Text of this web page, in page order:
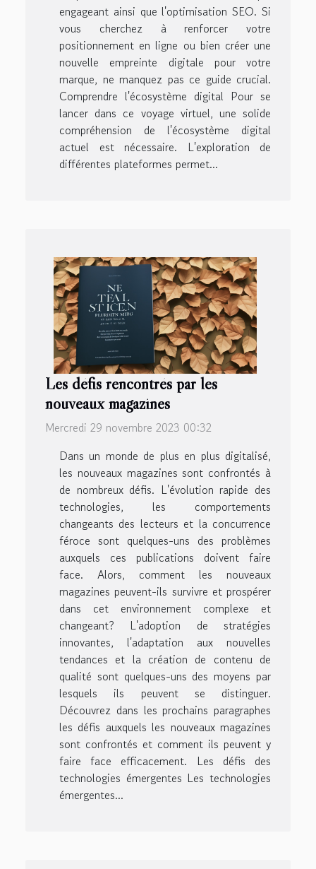
engageant ainsi que l'optimisation SEO. Si
vous cherchez à renforcer votre
positionnement en ligne ou bien créer une
nouvelle empreinte digitale pour votre
marque, ne manquez pas ce guide crucial.
Comprendre l'écosystème digital Pour se
lancer dans ce voyage virtuel, une solide
compréhension de l'écosystème digital
actuel est nécessaire. L'exploration de
différentes plateformes permet...
Les défis rencontrés par les
nouveaux magazines
Mercredi 29 novembre 2023 00:32
Dans un monde de plus en plus digitalisé,
les nouveaux magazines sont confrontés à
de nombreux défis. L'évolution rapide des
technologies, les comportements
changeants des lecteurs et la concurrence
féroce sont quelques-uns des problèmes
auxquels ces publications doivent faire
face. Alors, comment les nouveaux
magazines peuvent-ils survivre et prospérer
dans cet environnement complexe et
changeant? L'adoption de stratégies
innovantes, l'adaptation aux nouvelles
tendances et la création de contenu de
qualité sont quelques-uns des moyens par
lesquels ils peuvent se distinguer.
Découvrez dans les prochains paragraphes
les défis auxquels les nouveaux magazines
sont confrontés et comment ils peuvent y
faire face efficacement. Les défis des
technologies émergentes Les technologies
émergentes...